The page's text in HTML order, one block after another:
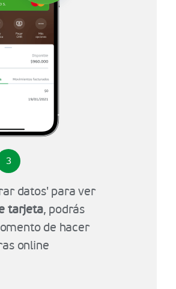
3
datos' para ver
tarjeta, podrás
de hacer
online